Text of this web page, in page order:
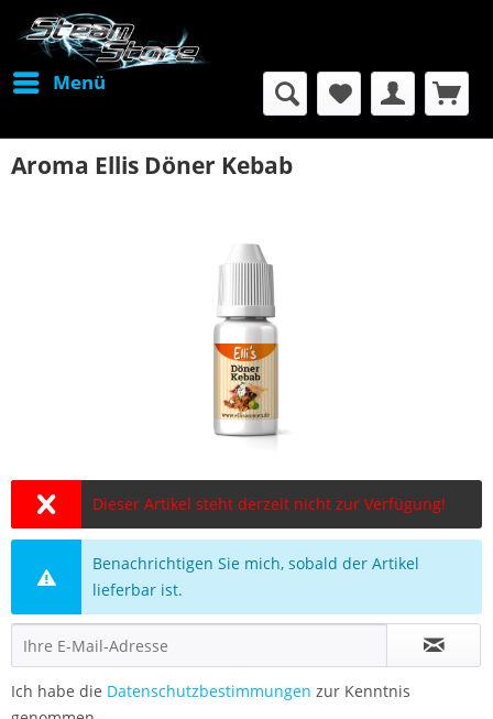
Menü
Aroma Ellis Döner Kebab
Dieser Artikel steht derzeit nicht zur Verfügung!
Benachrichtigen Sie mich, sobald der Artikel
lieferbar ist.
Ich habe die Datenschutzbestimmungen zur Kenntnis